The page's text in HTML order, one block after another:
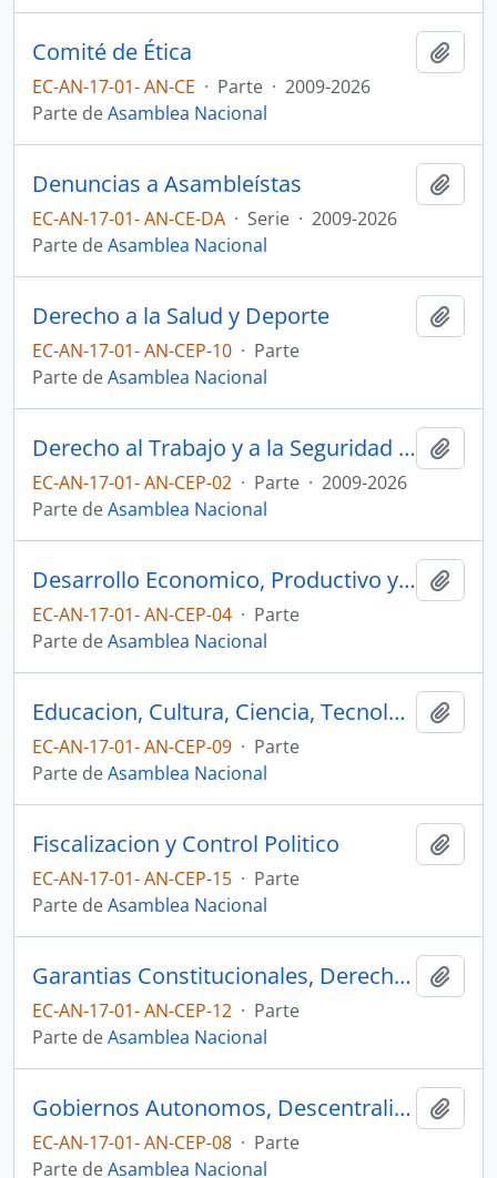
Comité de Ética
EC-AN-17-01- AN-CE · Parte · 2009-2026
Parte deAsamblea Nacional
Denuncias a Asambleístas
EC-AN-17-01- AN-CE-DA · Serie · 2009-2026
Parte deAsamblea Nacional
Derecho a la Salud y Deporte
EC-AN-17-01- AN-CEP-10 · Parte
Parte deAsamblea Nacional
Derecho al Trabajo y a la Seguridad Social
EC-AN-17-01- AN-CEP-02 · Parte · 2009-2026
Parte deAsamblea Nacional
Desarrollo Economico, Productivo y la Microempresa
EC-AN-17-01- AN-CEP-04 · Parte
Parte deAsamblea Nacional
Educacion, Cultura, Ciencia, Tecnologia, Innovacion y Saberes Ancestrales
EC-AN-17-01- AN-CEP-09 · Parte
Parte deAsamblea Nacional
Fiscalizacion y Control Politico
EC-AN-17-01- AN-CEP-15 · Parte
Parte deAsamblea Nacional
Garantias Constitucionales, Derechos Humanos, Derechos Colectivos y la Interculturalidad
EC-AN-17-01- AN-CEP-12 · Parte
Parte deAsamblea Nacional
Gobiernos Autonomos, Descentralizacion, Competencias y Organizacion del Territorio
EC-AN-17-01- AN-CEP-08 · Parte
Parte deAsamblea Nacional